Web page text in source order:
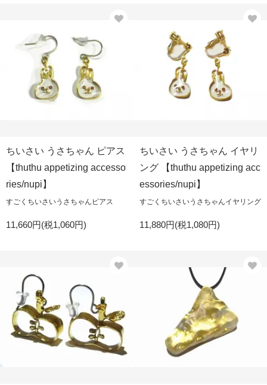
ちいさい うさちゃん ピアス
【thuthu appetizing accesso
ries/nupi】
すごくちいさいうさちゃんピアス
11,660円(税1,060円)
ちいさい うさちゃん イヤリ
ング 【thuthu appetizing acc
essories/nupi】
すごくちいさいうさちゃんイヤリング
11,880円(税1,080円)